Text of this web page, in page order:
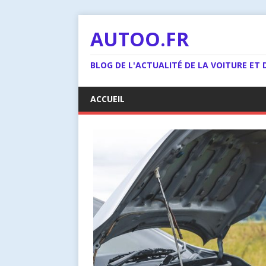
AUTOO.FR
BLOG DE L'ACTUALITÉ DE LA VOITURE ET
ACCUEIL